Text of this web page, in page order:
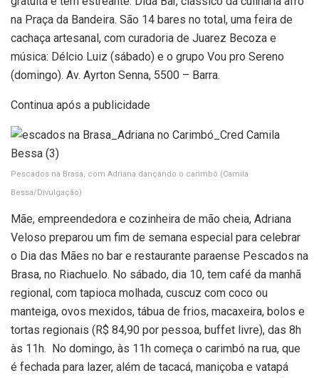
na Praça da Bandeira. São 14 bares no total, uma feira de
cachaça artesanal, com curadoria de Juarez Becoza e
música: Délcio Luiz (sábado) e o grupo Vou pro Sereno
(domingo). Av. Ayrton Senna, 5500 – Barra.
Continua após a publicidade
Pescados na Brasa, com Adriana dançando o carimbó (Camila
Bessa/Divulgação)
Mãe, empreendedora e cozinheira de mão cheia, Adriana
Veloso preparou um fim de semana especial para celebrar
o Dia das Mães no bar e restaurante paraense Pescados na
Brasa, no Riachuelo. No sábado, dia 10, tem café da manhã
regional, com tapioca molhada, cuscuz com coco ou
manteiga, ovos mexidos, tábua de frios, macaxeira, bolos e
tortas regionais (R$ 84,90 por pessoa, buffet livre), das 8h
às 11h. No domingo, às 11h começa o carimbó na rua, que
é fechada para lazer, além de tacacá, maniçoba e vatapá